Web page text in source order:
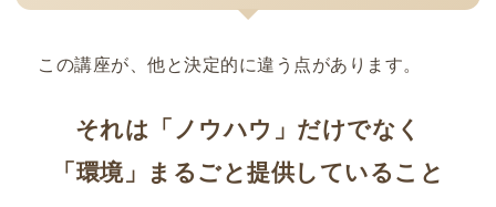
この講座が、他と決定的に違う点があります。
それは「ノウハウ」だけでなく
「環境」まるごと提供していること